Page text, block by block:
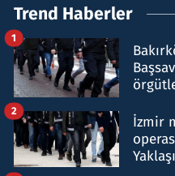
Trend Haberler
1
İzmir
2